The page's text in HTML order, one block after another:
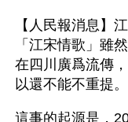
【人民報消息】
「江宋情歌」雖
在四川廣爲流傳
以還不能不重提。
這事的起源是，